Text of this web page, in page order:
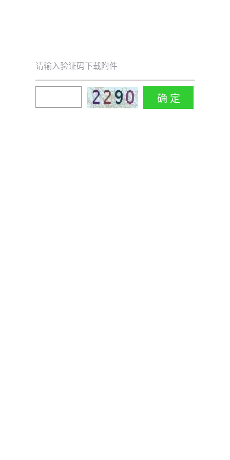
请输入验证码下载附件